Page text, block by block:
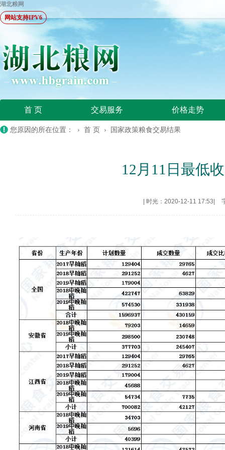
湖北粮网
网站支持IPV6
首 页 交易服务 价格走势
您原因的所在位置： › 首 页 › 国家政策粮食交易结果
12月11日最低
时光：2020-12-11 17:53